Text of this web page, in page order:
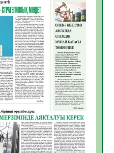
32
көшуге ең
33
сақтау – әр
33
әкімінің
31
дамыту аясында